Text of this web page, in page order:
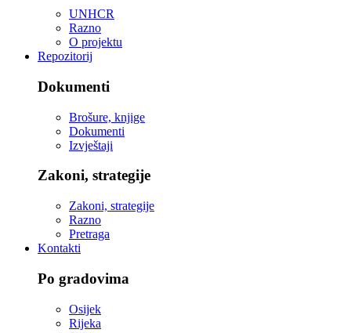
UNHCR
Razno
O projektu
Repozitorij
Dokumenti
Brošure, knjige
Dokumenti
Izvještaji
Zakoni, strategije
Zakoni, strategije
Razno
Pretraga
Kontakti
Po gradovima
Osijek
Rijeka